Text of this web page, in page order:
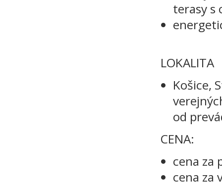
terasy s
LOKALITA
Košice,
od
CENA:
cena za
cena za